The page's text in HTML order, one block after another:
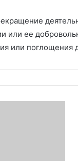
или ее
или